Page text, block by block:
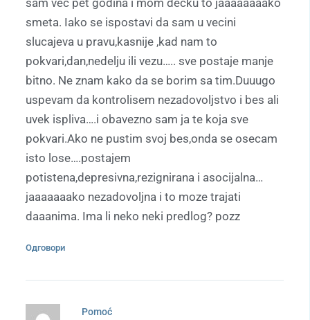
smeta. Iako se ispostavi da sam u vecini
slucajeva u pravu,kasnije ,kad nam to
pokvari,dan,nedelju ili vezu….. sve postaje manje
bitno. Ne znam kako da se borim sa tim.Duuugo
uspevam da kontrolisem nezadovoljstvo i bes ali
uvek ispliva….i obavezno sam ja te koja sve
pokvari.Ako ne pustim svoj bes,onda se osecam
isto lose….postajem
potistena,depresivna,rezignirana i asocijalna…
jaaaaaaako nezadovoljna i to moze trajati
daaanima. Ima li neko neki predlog? pozz
Одговори
Pomoć